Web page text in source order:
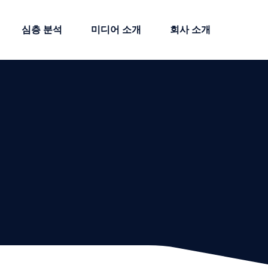
심층 분석 미디어 소개 회사 소개